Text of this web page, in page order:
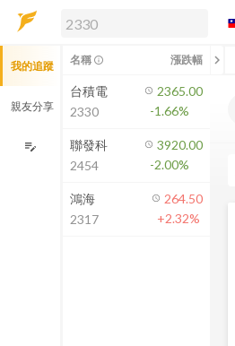
解鎖即時行情及進階功能
方案」，即可解鎖以下功能：
即時行情
即時市況與排行
成交金額熱力圖
前往方案訂閱
如何綁定合作券商
我的追蹤
親友分享
edit_note
名稱 info_outline 漲跌幅 chevron_left
台積電
2330
2365.00
-1.66%
聯發科
2454
3920.00
-2.00%
鴻海
2317
264.50
+2.32%